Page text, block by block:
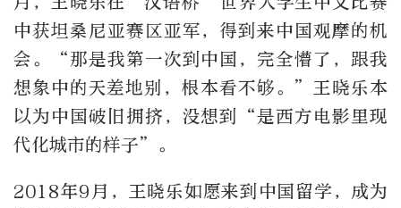
中获坦桑尼亚赛区亚军，得到来中国观摩的机
会。“那是我第一次到中国，完全懵了，跟我
想象中的天差地别，根本看不够。”王晓乐本
以为中国破旧拥挤，没想到“是西方电影里现
代化城市的样子”。
2018年9月，王晓乐如愿来到中国留学，成为